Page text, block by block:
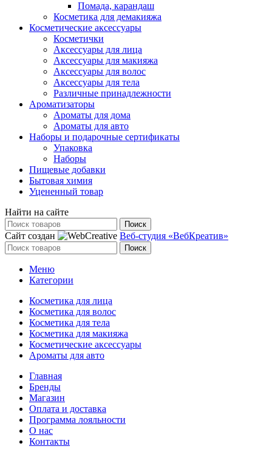
Помада, карандаш
Косметика для демакияжа
Косметические аксессуары
Косметички
Аксессуары для лица
Аксессуары для макияжа
Аксессуары для волос
Аксессуары для тела
Различные принадлежности
Ароматизаторы
Ароматы для дома
Ароматы для авто
Наборы и подарочные сертификаты
Упаковка
Наборы
Пищевые добавки
Бытовая химия
Уцененный товар
Найти на сайте
Поиск
Сайт создан Веб-студия «ВебКреатив»
Поиск
Меню
Категории
Косметика для лица
Косметика для волос
Косметика для тела
Косметика для макияжа
Косметические аксессуары
Ароматы для авто
Главная
Бренды
Магазин
Оплата и доставка
Программа лояльности
О нас
Контакты